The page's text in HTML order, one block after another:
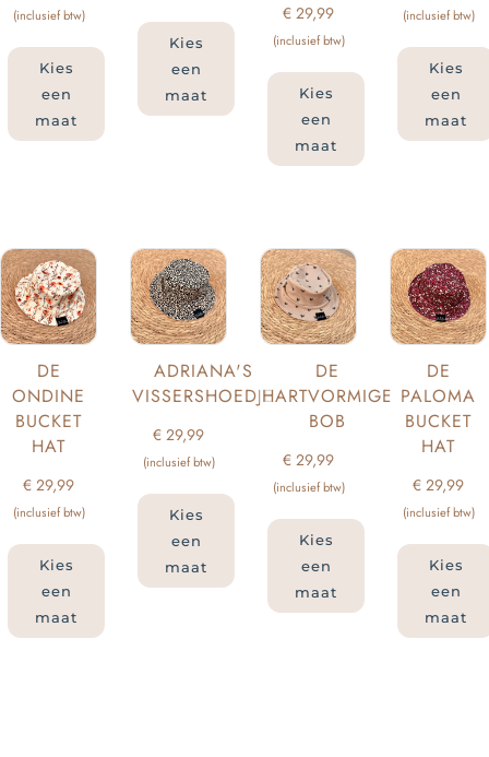
(inclusief btw)
Kies
een
maat
Kies
een
maat
€ 29,99
(inclusief btw)
Kies
een
maat
(inclusief btw)
Kies
een
maat
DE
ONDINE
BUCKET
HAT
€ 29,99
(inclusief btw)
Kies
een
maat
ADRIANA'S
VISSERSHOEDJE
€ 29,99
(inclusief btw)
Kies
een
maat
DE
HARTVORMIGE
BOB
€ 29,99
(inclusief btw)
Kies
een
maat
DE
PALOMA
BUCKET
HAT
€ 29,99
(inclusief btw)
Kies
een
maat